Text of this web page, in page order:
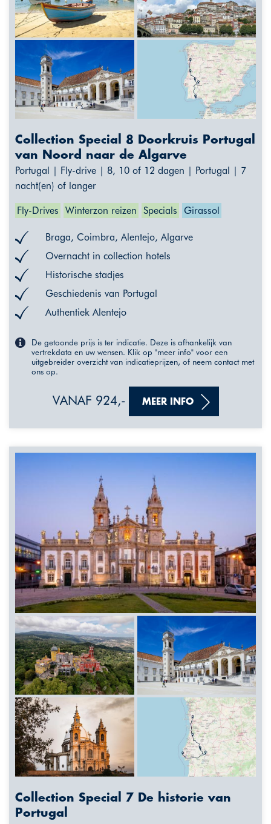
Collection Special 8 Doorkruis Portugal
van Noord naar de Algarve
Portugal | Fly-drive | 8, 10 of 12 dagen | Portugal | 7
nacht(en) of langer
Fly-Drives Winterzon reizen Specials Girassol
Braga, Coimbra, Alentejo, Algarve
Overnacht in collection hotels
Historische stadjes
Geschiedenis van Portugal
Authentiek Alentejo
De getoonde prijs is ter indicatie. Deze is afhankelijk van
vertrekdata en uw wensen. Klik op "meer info" voor een
uitgebreider overzicht van indicatieprijzen, of neem contact met
ons op.
VANAF 924,- MEER INFO
Collection Special 7 De historie van
Portugal